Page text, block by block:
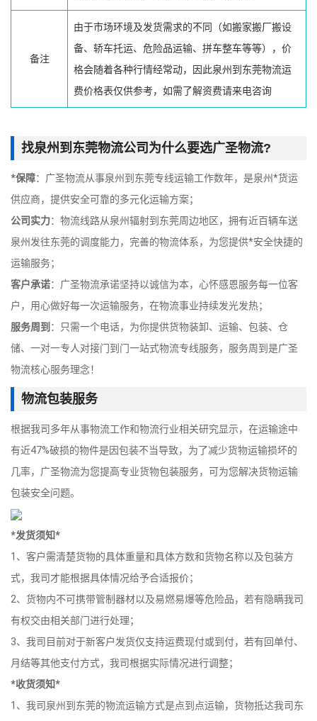
备注
由于市场环境及发货需求的不同（如搬家搬厂搬设
备、轿车托运、危险品运输、拼车整车等等），价
格会随着各种行情经常动，因此泉州到东莞物流运
费价格表仅供参考，如需了解资费请来电咨询
找泉州到东莞物流公司为什么要选广圣物流?
*保障：广圣物流从事泉州到东莞专线运输工作数年，是泉州*货运
供应商，提供安全可靠的多元化运输方案；
公司实力：物流线路从泉州辐射到东莞周边地区，拥有近百辆车送
泉州发往东莞的调度能力，完善的物流体系，为您提供*安全快捷的
运输服务；
客户承诺：广圣物流承诺坚持以诚信为本，心怀感恩服务每一位客
户，用心做好每一次运输服务，在物流事业持续发光发热；
服务周到 ：只需一个电话，为你提供货物装卸、运输、包装、仓
储、一对一专人对接门到门一站式物流专线服务，服务周到是广圣
物流核心服务理念！
物流包装服务
根据我司多年从事物流工作和物流行业相关研究显示，在运输途中
有近47%破损的物件是因包装不当导致，为了减少货物运输损坏的
几率，广圣物流为您提高专业货物包装服务，可为您解决货物运输
包装安全问题。
*发货须知*
1、客户需清楚货物的具体重量和具体方数和货物名称以及包装方
式，我司才能根据具体情况给予合适报价；
2、货物内不可携带管制器材以及易燃易爆等危险品，若有隐瞒我司
有权交由相关部门进行处理；
3、我司目前对于新客户发货仅支持运费现付或到付，若有回单付、
月结等其他支付方式，我司根据实际情况进行调整；
*收货须知*
1、我司泉州到东莞的物流运输方式是点到点运输，货物抵达我司东